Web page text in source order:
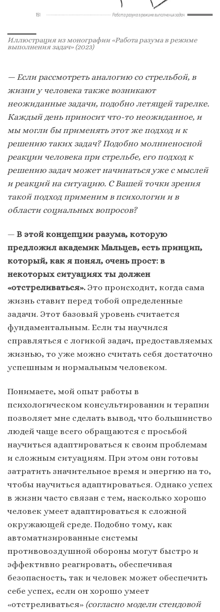
Иллюстрация из монографии «Работа разума в режиме
выполнения задач» (2023)
— Если рассмотреть аналогию со стрельбой, в
жизни у человека также возникают
неожиданные задачи, подобно летящей тарелке.
Каждый день приносит что-то неожиданное, и
мы могли бы применять этот же подход и к
решению таких задач? Подобно молниеносной
реакции человека при стрельбе, его подход к
решению задач может начинаться уже с мыслей
и реакций на ситуацию. С Вашей точки зрения
такой подход применим в психологии и в
области социальных вопросов?
— В этой концепции разума, которую
предложил академик Мальцев, есть принцип,
который, как я понял, очень прост: в
некоторых ситуациях ты должен
«отстреливаться». Это происходит, когда сама
жизнь ставит перед тобой определенные
задачи. Этот базовый уровень считается
фундаментальным. Если ты научился
справляться с логикой задач, предоставляемых
жизнью, то уже можно считать себя достаточно
успешным и нормальным человеком.
Понимаете, мой опыт работы в
психологическом консультировании и терапии
позволяет мне сделать вывод, что большинство
людей чаще всего обращаются с просьбой
научиться адаптироваться к своим проблемам
и сложным ситуациям. При этом они готовы
затратить значительное время и энергию на то,
чтобы научиться адаптироваться. Однако успех
в жизни часто связан с тем, насколько хорошо
человек умеет адаптироваться к сложной
окружающей среде. Подобно тому, как
автоматизированные системы
противовоздушной обороны могут быстро и
эффективно реагировать, обеспечивая
безопасность, так и человек может обеспечить
себе успех, если он хорошо умеет
«отстреливаться» (согласно модели стендовой